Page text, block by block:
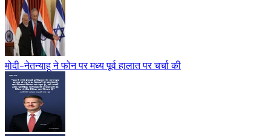
मोदी-नेतन्याहू ने फोन पर मध्य पूर्व हालात पर चर्चा की